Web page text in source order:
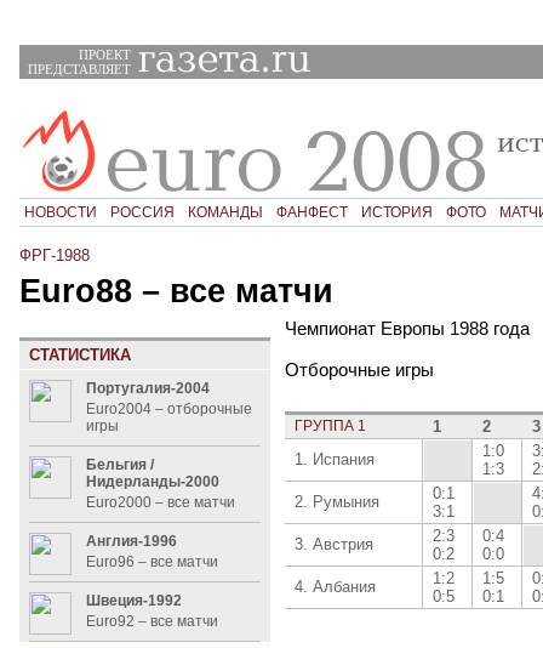
ПРОЕКТ
ПРЕДСТАВЛЯЕТ
НОВОСТИ РОССИЯ КОМАНДЫ ФАНФЕСТ ИСТОРИЯ ФОТО
ФРГ-1988
Euro88 – все матчи
СТАТИСТИКА
Португалия-2004
Euro2004 – отборочные
игры
Бельгия /
Нидерланды-2000
Euro2000 – все матчи
Англия-1996
Euro96 – все матчи
Швеция-1992
Euro92 – все матчи
Чемпионат Европы 1988 года
Отборочные игры
ГРУППА 1 1 2
3
1. Испания
1:0
1:3
2. Румыния
0:1
3:1
3. Австрия
2:3
0:2
0:4
0:0
4. Албания
1:2
0:5
1:5
0:1